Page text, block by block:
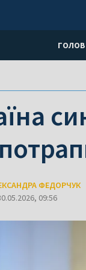
ФЕДОРЧУК
09:56